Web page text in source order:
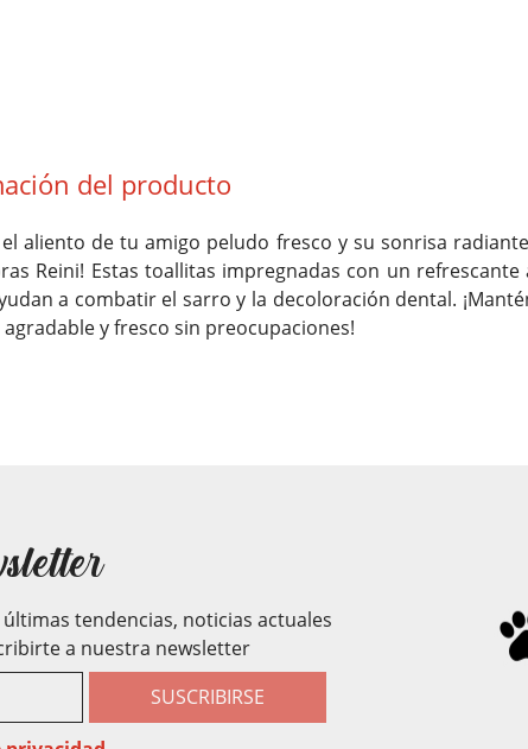
del producto
el aliento de tu amigo peludo fresco y su sonrisa
Reini! Estas toallitas impregnadas con un
a combatir el sarro y la decoloración dental.
y fresco sin preocupaciones!
tendencias, noticias actuales
a nuestra newsletter
SUSCRIBIRSE